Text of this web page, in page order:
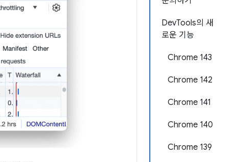
DevTools의 새
로운 기능
Chrome 143
Chrome 142
Chrome 141
Chrome 140
Chrome 139